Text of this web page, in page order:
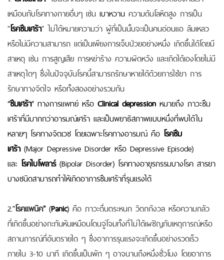
เหมือนกับโรคทางกายอื่นๆ เช่น เบาหวาน ความดันโลหิตสูง การเป็น
"โรคซึมเศร้า" ไม่ได้หมายความว่า ผู้ที่เป็นนั้นจะเป็นคนอ่อนแอ ล้มเหลว
หรือไม่มีความสามารถ แต่เป็นเพียงการเจ็บป่วยอย่างหนึ่ง เกิดขึ้นได้โดยมี
สาเหตุ เช่น การสูญเสีย การหย่าร้าง ความผิดหวัง และเกิดได้เองโดยไม่มี
สาเหตุใดๆ ซึ่งในปัจจุบันโรคนี้สามารถรักษาหายได้ด้วยการใช้ยา การ
รักษาทางจิตใจ หรือทั้งสองอย่างรวมกัน
“ซึมเศร้า” ทางการแพทย์ หรือ Clinical depression หมายถึง ภาวะซึม
เศร้าที่มีมากกว่าอารมณ์เศร้า และเป็นพยาธิสภาพแบบหนึ่งที่พบได้ใน
หลายๆ โรคทางจิตเวช โดยเฉพาะโรคทางอารมณ์ คือ โรคซึม
เศร้า(Major Depressive Disorder หรือ Depressive Episode)
และ โรคไบโพลาร์(Bipolar Disorder) โรคทางอายุรกรรมบางโรค สารยา
บางชนิดสามารถทำให้เกิดอาการซึมเศร้าที่รุนแรงได้
2."โรคแพนิค" (Panic) คือ ภาวะตื่นตระหนก วิตกกังวล หรือความกลัว
ที่เกิดขึ้นอย่างกะทันหันเหมือนโดนจู่โจมทั้งที่ไม่ได้เผชิญกับเหตุการณ์หรือ
สถานการณ์ที่อันตรายใด ๆ ซึ่งอาการรุนแรงจะเกิดขึ้นอย่างรวดเร็ว
ภายใน 3-10 นาที เกิดขึ้นเป็นพัก ๆ อาจนานถึงหนึ่งชั่วโมง โดยอาการ